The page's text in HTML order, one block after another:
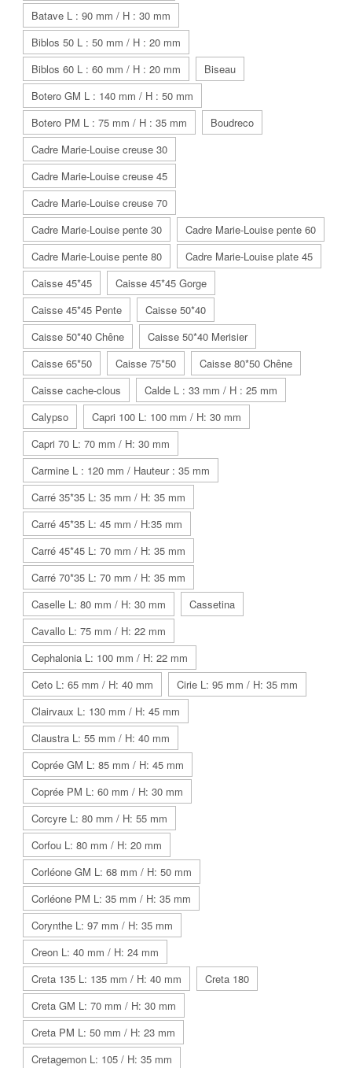
Batave L : 90 mm / H : 30 mm
Biblos 50 L : 50 mm / H : 20 mm
Biblos 60 L : 60 mm / H : 20 mm
Biseau
Botero GM L : 140 mm / H : 50 mm
Botero PM L : 75 mm / H : 35 mm
Boudreco
Cadre Marie-Louise creuse 30
Cadre Marie-Louise creuse 45
Cadre Marie-Louise creuse 70
Cadre Marie-Louise pente 30
Cadre Marie-Louise pente 60
Cadre Marie-Louise pente 80
Cadre Marie-Louise plate 45
Caisse 45*45
Caisse 45*45 Gorge
Caisse 45*45 Pente
Caisse 50*40
Caisse 50*40 Chêne
Caisse 50*40 Merisier
Caisse 65*50
Caisse 75*50
Caisse 80*50 Chêne
Caisse cache-clous
Calde L : 33 mm / H : 25 mm
Calypso
Capri 100 L: 100 mm / H: 30 mm
Capri 70 L: 70 mm / H: 30 mm
Carmine L : 120 mm / Hauteur : 35 mm
Carré 35*35 L: 35 mm / H: 35 mm
Carré 45*35 L: 45 mm / H:35 mm
Carré 45*45 L: 70 mm / H: 35 mm
Carré 70*35 L: 70 mm / H: 35 mm
Caselle L: 80 mm / H: 30 mm
Cassetina
Cavallo L: 75 mm / H: 22 mm
Cephalonia L: 100 mm / H: 22 mm
Ceto L: 65 mm / H: 40 mm
Cirie L: 95 mm / H: 35 mm
Clairvaux L: 130 mm / H: 45 mm
Claustra L: 55 mm / H: 40 mm
Coprée GM L: 85 mm / H: 45 mm
Coprée PM L: 60 mm / H: 30 mm
Corcyre L: 80 mm / H: 55 mm
Corfou L: 80 mm / H: 20 mm
Corléone GM L: 68 mm / H: 50 mm
Corléone PM L: 35 mm / H: 35 mm
Corynthe L: 97 mm / H: 35 mm
Creon L: 40 mm / H: 24 mm
Creta 135 L: 135 mm / H: 40 mm
Creta 180
Creta GM L: 70 mm / H: 30 mm
Creta PM L: 50 mm / H: 23 mm
Cretagemon L: 105 / H: 35 mm